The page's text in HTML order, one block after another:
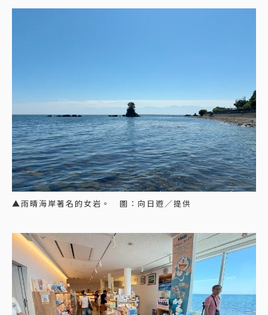
▲雨晴海岸著名的女岩。 圖：向日遊／提供